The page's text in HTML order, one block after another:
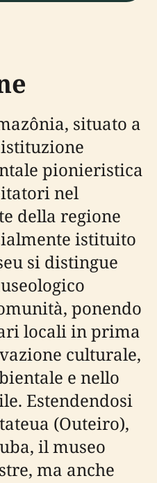
situato a
pionieristica
nel
della regione
istituito
si distingue
ponendo
locali in prima
culturale,
e nello
Estendendosi
(Outeiro),
il museo
ma anche